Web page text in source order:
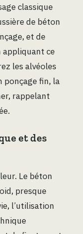
classique
de béton
et de
appliquant ce
les alvéoles
ponçage fin, la
rappelant
et des
Le béton
presque
l’utilisation